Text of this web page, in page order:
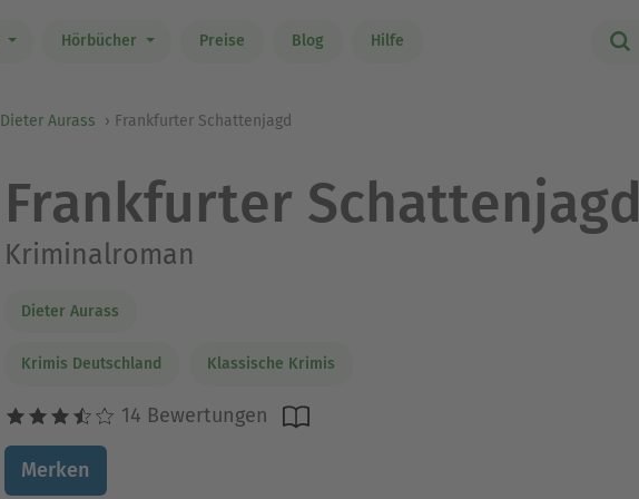
Hörbücher Preise Blog Hilfe
Dieter Aurass Frankfurter Schattenjagd
Frankfurter Schattenjagd
Kriminalroman
Dieter Aurass
Krimis Deutschland Klassische Krimis
14 Bewertungen
Merken